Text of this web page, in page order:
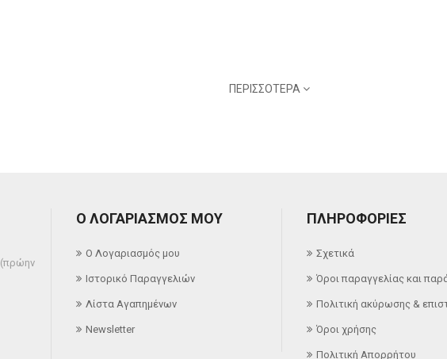
ΠΕΡΙΣΣΌΤΕΡΑ
(πρώην
Ο ΛΟΓΑΡΙΑΣΜΌΣ ΜΟΥ
Ο Λογαριασμός μου
Ιστορικό Παραγγελιών
Λίστα Αγαπημένων
Newsletter
ΠΛΗΡΟΦΟΡΊΕΣ
Σχετικά
Όροι παραγγελίας και
Πολιτική ακύρωσης &
Όροι χρήσης
Πολιτική Απορρήτου